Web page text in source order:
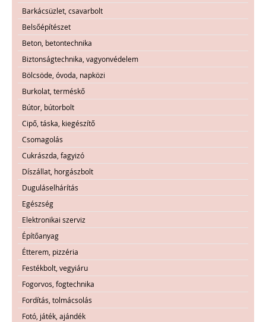
Barkácsüzlet, csavarbolt
Belsőépítészet
Beton, betontechnika
Biztonságtechnika, vagyonvédelem
Bölcsöde, óvoda, napközi
Burkolat, terméskő
Bútor, bútorbolt
Cipő, táska, kiegészítő
Csomagolás
Cukrászda, fagyizó
Díszállat, horgászbolt
Duguláselhárítás
Egészség
Elektronikai szerviz
Építőanyag
Étterem, pizzéria
Festékbolt, vegyiáru
Fogorvos, fogtechnika
Fordítás, tolmácsolás
Fotó, játék, ajándék